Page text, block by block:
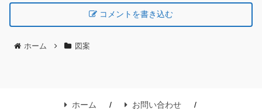
コメントを書き込む
ホーム 図案
ホーム
お問い合わせ